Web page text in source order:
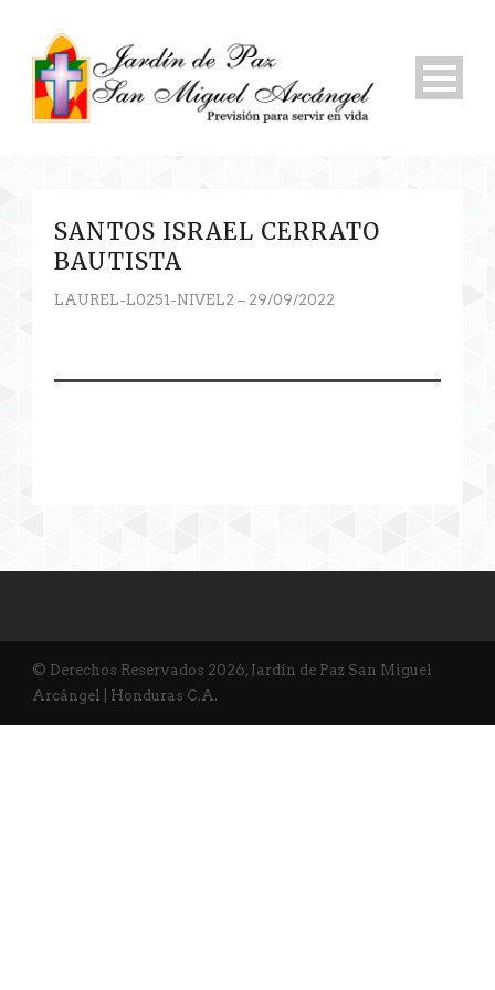
SANTOS ISRAEL CERRATO
BAUTISTA
LAUREL-L0251-NIVEL2 – 29/09/2022
© Derechos Reservados 2026, Jardín de Paz San Miguel
Arcángel | Honduras C.A.